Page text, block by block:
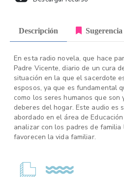
Descripción
En esta radio novela, que hace
Padre Vicente, diario de un cura
situación en la que el sacerdote
esposos, ya que es fundamental
como los seres humanos que son
deberes del hogar. Este audio es
abordado en el área de
analizar con los padres de familia
favorecen la vida familiar.